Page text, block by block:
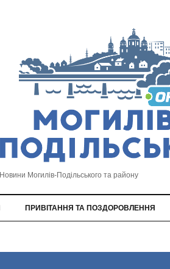
Новини Могилів-Подільського та району
ПРИВІТАННЯ ТА ПОЗДОРОВЛЕННЯ